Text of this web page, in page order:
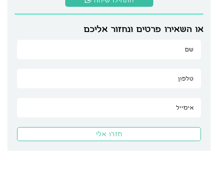
או השאירו פרטים ונחזור אליכם